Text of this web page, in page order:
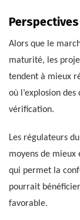
Alors que le
maturité, les
tendent à mieux
où l’explosion
vérification.
Les régulateurs
moyens de mieux
qui permet la
pourrait
favorable.